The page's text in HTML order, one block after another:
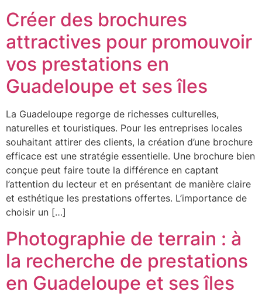
Créer des brochures
attractives pour promouvoir
vos prestations en
Guadeloupe et ses îles
La Guadeloupe regorge de richesses culturelles,
naturelles et touristiques. Pour les entreprises locales
souhaitant attirer des clients, la création d’une brochure
efficace est une stratégie essentielle. Une brochure bien
conçue peut faire toute la différence en captant
l’attention du lecteur et en présentant de manière claire
et esthétique les prestations offertes. L’importance de
choisir un […]
Photographie de terrain : à
la recherche de prestations
en Guadeloupe et ses îles